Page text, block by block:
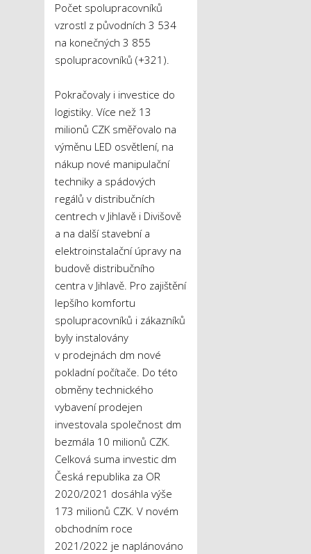
Počet spolupracovníků
vzrostl z původních 3 534
na konečných 3 855
spolupracovníků (+321).
Pokračovaly i investice do
logistiky. Více než 13
milionů CZK směřovalo na
výměnu LED osvětlení, na
nákup nové manipulační
techniky a spádových
regálů v distribučních
centrech v Jihlavě i Divišově
a na další stavební a
elektroinstalační úpravy na
budově distribučního
centra v Jihlavě. Pro zajištění
lepšího komfortu
spolupracovníků i zákazníků
byly instalovány
v prodejnách dm nové
pokladní počítače. Do této
obměny technického
vybavení prodejen
investovala společnost dm
bezmála 10 milionů CZK.
Celková suma investic dm
Česká republika za OR
2020/2021 dosáhla výše
173 milionů CZK. V novém
obchodním roce
2021/2022 je naplánováno